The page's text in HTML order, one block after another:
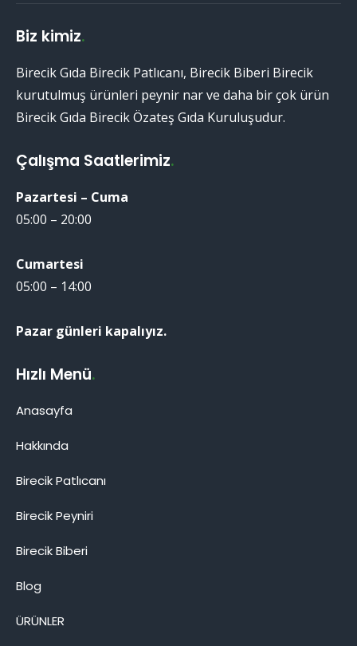
Biz kimiz.
Birecik Gıda Birecik Patlıcanı, Birecik Biberi Birecik
kurutulmuş ürünleri peynir nar ve daha bir çok ürün
Birecik Gıda Birecik Özateş Gıda Kuruluşudur.
Çalışma Saatlerimiz.
Pazartesi – Cuma
05:00 – 20:00
Cumartesi
05:00 – 14:00
Pazar günleri kapalıyız.
Hızlı Menü.
Anasayfa
Hakkında
Birecik Patlıcanı
Birecik Peyniri
Birecik Biberi
Blog
ÜRÜNLER